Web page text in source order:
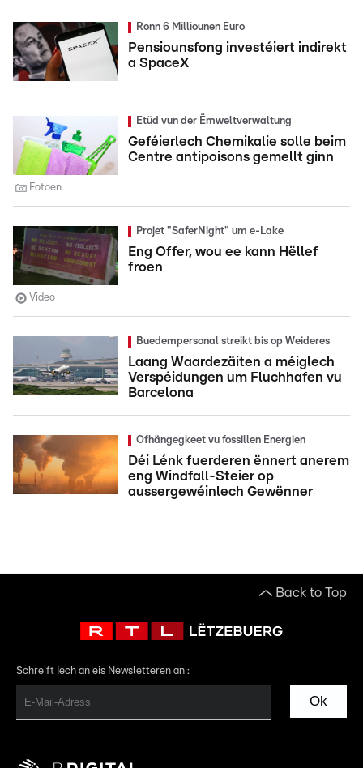
Ronn 6 Milliounen Euro
Pensiounsfong investéiert indirekt
a SpaceX
Etüd vun der Ëmweltverwaltung
Geféierlech Chemikalie solle beim
Centre antipoisons gemellt ginn
Fotoen
Projet "SaferNight" um e-Lake
Eng Offer, wou ee kann Hëllef
froen
Video
Buedempersonal streikt bis op Weideres
Laang Waardezäiten a méiglech
Verspéidungen um Fluchhafen vu
Barcelona
Ofhängegkeet vu fossillen Energien
Déi Lénk fuerderen ënnert anerem
eng Windfall-Steier op
aussergewéinlech Gewënner
Back to Top
Schreift Iech an eis Newsletteren an :
Ok